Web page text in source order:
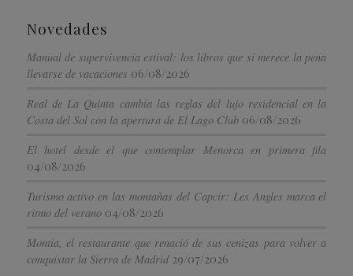
Novedades
Manual de supervivencia estival: los libros que sí merece la pena
llevarse de vacaciones 06/08/2026
Real de La Quinta cambia las reglas del lujo residencial en la
Costa del Sol con la apertura de El Lago Club 06/08/2026
El hotel desde el que contemplar Menorca en primera fila
04/08/2026
Turismo activo en las montañas del Capcir: Les Angles marca el
ritmo del verano 04/08/2026
Montia, el restaurante que renació de sus cenizas para volver a
conquistar la Sierra de Madrid 29/07/2026